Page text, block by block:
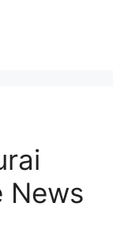
News